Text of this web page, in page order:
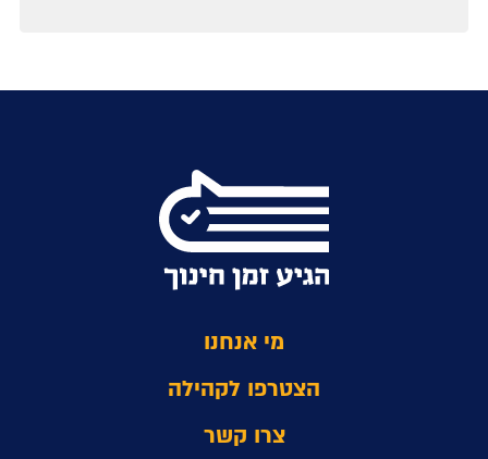
מי אנחנו
הצטרפו לקהילה
צרו קשר